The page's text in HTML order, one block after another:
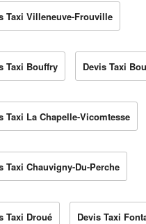
Taxi Villeneuve-Frouville
Taxi Bouffry Devis Taxi
Taxi La Chapelle-Vicomtesse
Taxi Chauvigny-Du-Perche
Taxi Droué Devis Taxi